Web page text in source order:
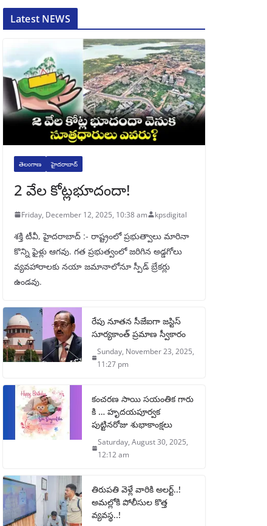
Latest NEWS
తెలంగాణ హైదరాబాద్
2 వేల కోట్లభూదందా!
Friday, December 12, 2025, 10:38 am kpsdigital
శక్తి టీవీ, హైదరాబాద్‌ :- రాష్ట్రంలో ప్రభుత్వాలు మారినా
కొన్ని ఫైళ్లు ఆగవు. గత ప్రభుత్వంలో జరిగిన అడ్డగోలు
వ్యవహారాలకు నయా జమానాలోనూ స్పీడ్‌ బ్రేకర్లు
ఉండవు.
రేపు నూతన సీజేఐగా జస్టిస్
సూర్యకాంత్ ప్రమాణ స్వీకారం
Sunday, November 23, 2025,
11:27 pm
కంచరణ సాయి సయంతిక గారు
కి … హృదయపూర్వక
పుట్టినరోజు శుభాకాంక్షలు
Saturday, August 30, 2025,
12:12 am
తిరుపతి వెళ్లే వారికి అలర్ట్..!
అమల్లోకి పోలీసుల కొత్త
వ్యవస్థ..!